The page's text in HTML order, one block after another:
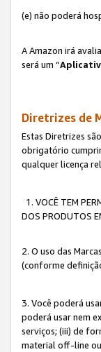
(e) não poderá
A Amazon irá
será um “
Diretrizes de
Estas Diretrizes
obrigatório
qualquer licença
1. VOCÊ TEM
DOS PRODUTOS
2. O uso das
(conforme
3. Você poderá
poderá usar nem
serviços; (iii) de
material off-line ou